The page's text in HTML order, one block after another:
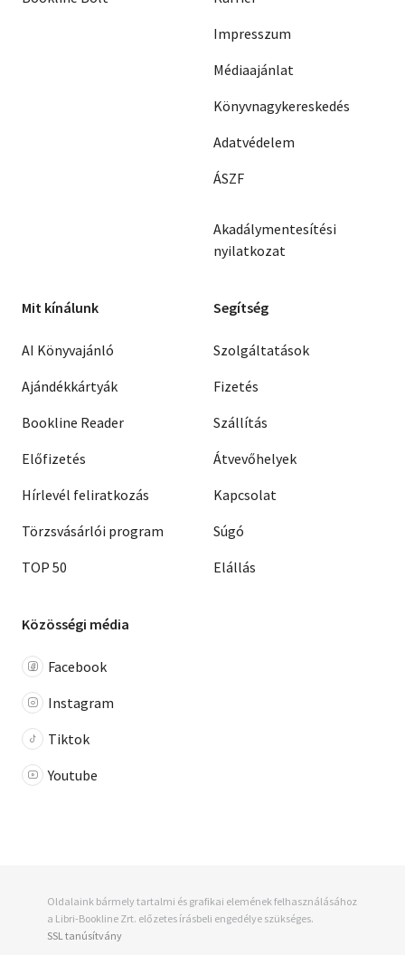
Impresszum
Médiaajánlat
Könyvnagykereskedés
Adatvédelem
ÁSZF
Akadálymentesítési
nyilatkozat
Mit kínálunk
AI Könyvajánló
Ajándékkártyák
Bookline Reader
Előfizetés
Hírlevél feliratkozás
Törzsvásárlói program
TOP 50
Segítség
Szolgáltatások
Fizetés
Szállítás
Átvevőhelyek
Kapcsolat
Súgó
Elállás
Közösségi média
Facebook
Instagram
Tiktok
Youtube
Oldalaink bármely tartalmi és grafikai elemének felhasználásához
a Libri-Bookline Zrt. előzetes írásbeli engedélye szükséges.
SSL tanúsítvány